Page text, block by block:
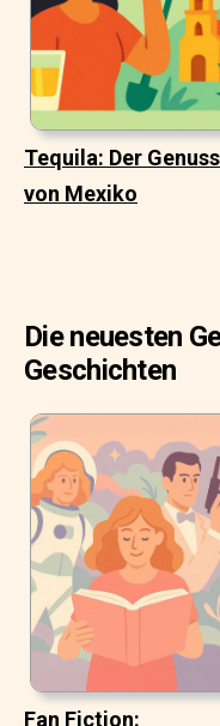
Tequila: Der Genuss
von Mexiko
Die neuesten
Geschichten
Fan Fiction: